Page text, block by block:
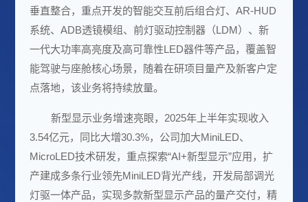
垂直整合，重点开发的智能交互前后组合灯、AR-HUD
系统、ADB透镜模组、前灯驱动控制器（LDM）、新
一代大功率高亮度及高可靠性LED器件等产品，覆盖智
能驾驶与座舱核心场景，随着在研项目量产及新客户定
点落地，该业务将持续放量。
新型显示业务增速亮眼，2025年上半年实现收入
3.54亿元，同比大增30.3%，公司加大MiniLED、
MicroLED技术研发，重点探索“AI+新型显示”应用，扩
产建成多条行业领先MiniLED背光产线，开发局部调光
灯驱一体产品，实现多款新型显示产品的量产交付，精